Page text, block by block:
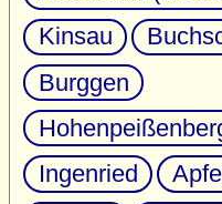
Kinsau
Burggen
Ingenried